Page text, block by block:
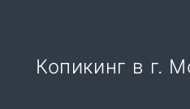
Копикинг в г.